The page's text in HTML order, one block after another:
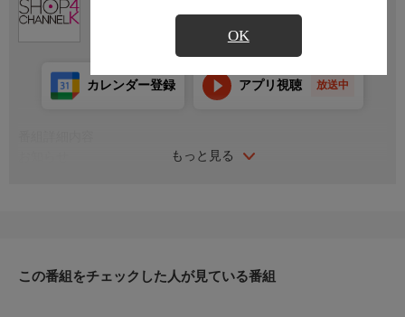
OK
もっと見る
カレンダー登録 アプリ視聴 放送中
ヤーが厳選した商品を24時間ご紹介。世界中の逸品に出会う喜び
この番組をチェックした人が見ている番組